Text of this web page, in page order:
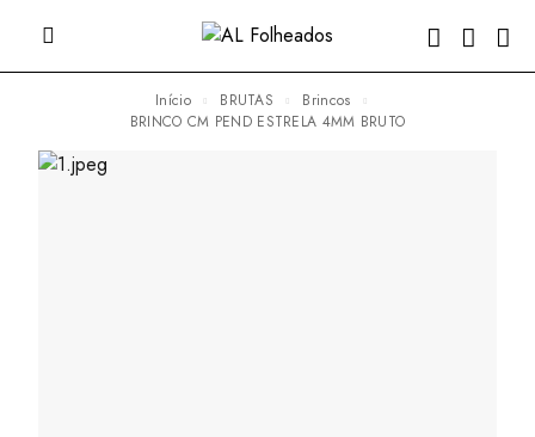
Início BRUTAS
Brincos
BRINCO CM PEND ESTRELA 4MM BRUTO